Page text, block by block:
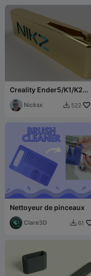
Creality Ender5/K1/K2
Series Z-Axis Lead Screw
Cleaner
Nicksx  522
Nettoyeur de pinceaux
Clare3D  61